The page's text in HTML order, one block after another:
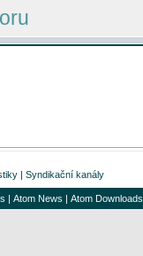
| Syndikační kanály
| Atom News | Atom Downloads